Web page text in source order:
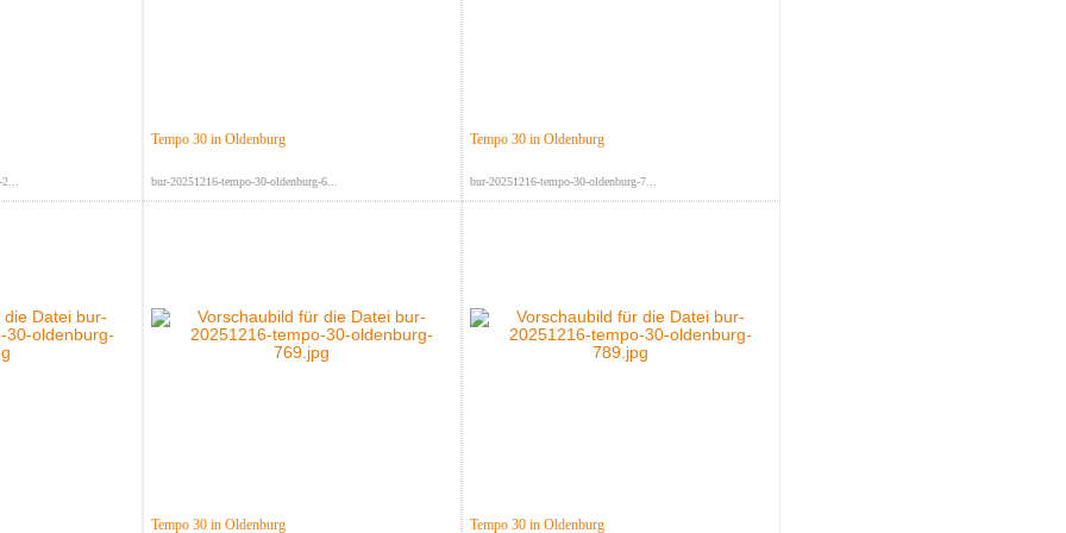
Tempo 30 in Oldenburg
bur-20251216-tempo-30-oldenburg-6...
Tempo 30 in Oldenburg
bur-20251216-tempo-30-oldenburg-7...
Tempo 30 in Oldenburg Tempo 30 in Oldenburg